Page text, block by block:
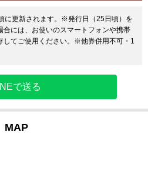
に更新されます。※発行日（25日頃）を
には、お使いのスマートフォンや携帯
してご使用ください。※他券併用不可・1
で送る
MAP